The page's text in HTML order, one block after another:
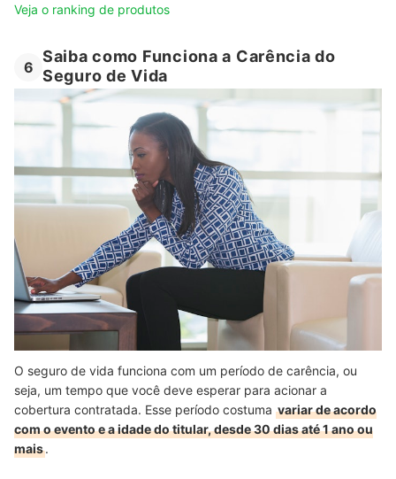
Veja o ranking de produtos
6
Saiba como Funciona a Carência do
Seguro de Vida
O seguro de vida funciona com um período de carência, ou
seja, um tempo que você deve esperar para acionar a
cobertura contratada. Esse período costuma variar de acordo
com o evento e a idade do titular, desde 30 dias até 1 ano ou
mais.